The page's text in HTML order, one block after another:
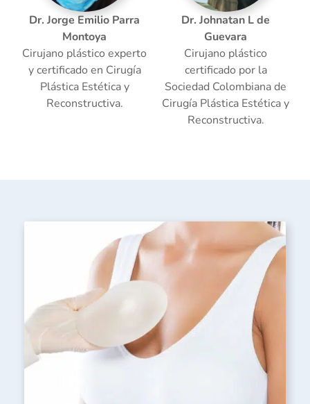
Dr. Jorge Emilio Parra
Montoya
Cirujano plástico experto
y certificado en Cirugía
Plástica Estética y
Reconstructiva.
Dr. Johnatan L de
Guevara
Cirujano plástico
certificado por la
Sociedad Colombiana de
Cirugía Plástica Estética y
Reconstructiva.